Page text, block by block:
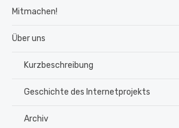
Mitmachen!
Über uns
Kurzbeschreibung
Geschichte des Internetprojekts
Archiv